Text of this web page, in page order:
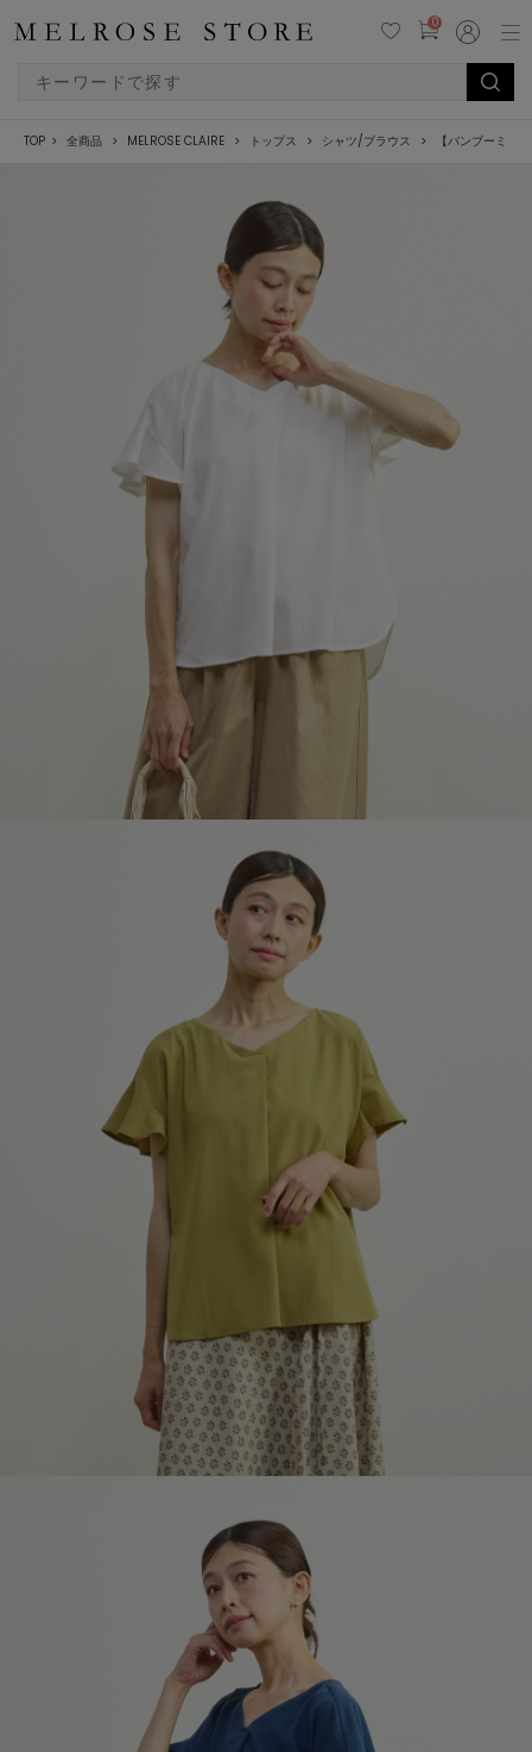
0
TOP 全商品 MELROSE CLAIRE トップス シャツ/ブラウス 【バンブーミッ